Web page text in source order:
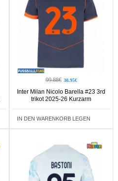
99.88€ 30.95€
Inter Milan Nicolo Barella #23 3rd
trikot 2025-26 Kurzarm
IN DEN WARENKORB LEGEN